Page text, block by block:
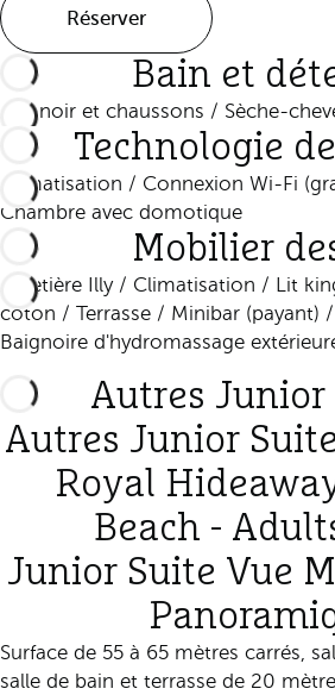
Réserver
Bain et
Peignoir et chaussons / Sèche-
Technologie
Climatisation / Connexion Wi-Fi
Chambre avec domotique
Mobilier
Cafetière Illy / Climatisation / Lit
coton / Terrasse / Minibar (payant)
Baignoire d'hydromassage
Autres Junior
Autres Junior
Royal
Beach -
Junior Suite Vue
Surface de 55 à 65 mètres carrés,
salle de bain et terrasse de 20